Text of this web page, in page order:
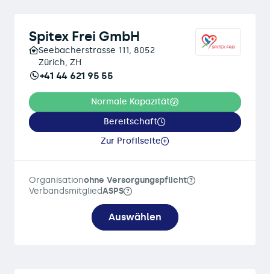
Spitex Frei GmbH
Seebacherstrasse 111, 8052
Zürich, ZH
+41 44 621 95 55
Normale Kapazität
Bereitschaft
Zur Profilseite
Organisationohne Versorgungspflicht
VerbandsmitgliedASPS
Auswählen